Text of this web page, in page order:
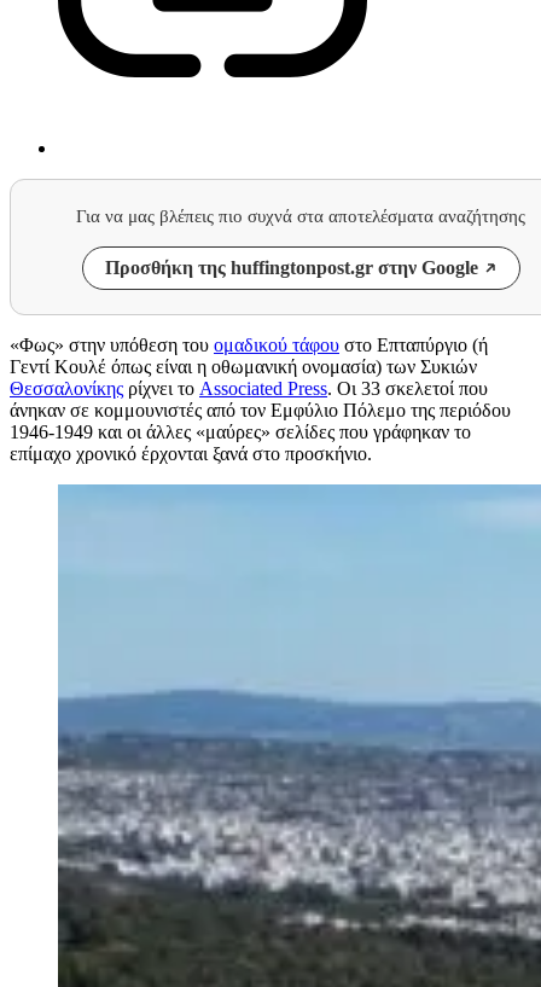
Για να μας βλέπεις πιο συχνά στα αποτελέσματα αναζήτησης
Προσθήκη της huffingtonpost.gr στην Google
«Φως» στην υπόθεση του ομαδικού τάφου στο Επταπύργιο (ή
Γεντί Κουλέ όπως είναι η οθωμανική ονομασία) των Συκιών
Θεσσαλονίκης ρίχνει το Associated Press. Οι 33 σκελετοί που
άνηκαν σε κομμουνιστές από τον Εμφύλιο Πόλεμο της περιόδου
1946-1949 και οι άλλες «μαύρες» σελίδες που γράφηκαν το
επίμαχο χρονικό έρχονται ξανά στο προσκήνιο.